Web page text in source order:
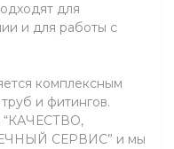
для
и для работы с
комплексным
и фитингов.
“КАЧЕСТВО,
СЕРВИС” и мы